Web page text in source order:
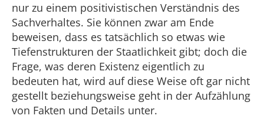
nur zu einem positivistischen Verständnis des
Sachverhaltes. Sie können zwar am Ende
beweisen, dass es tatsächlich so etwas wie
Tiefenstrukturen der Staatlichkeit gibt; doch die
Frage, was deren Existenz eigentlich zu
bedeuten hat, wird auf diese Weise oft gar nicht
gestellt beziehungsweise geht in der Aufzählung
von Fakten und Details unter.